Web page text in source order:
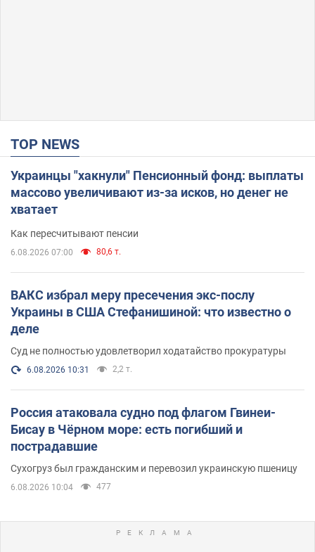
TOP NEWS
Украинцы "хакнули" Пенсионный фонд: выплаты
массово увеличивают из-за исков, но денег не
хватает
Как пересчитывают пенсии
6.08.2026 07:00 80,6 т.
ВАКС избрал меру пресечения экс-послу
Украины в США Стефанишиной: что известно о
деле
Суд не полностью удовлетворил ходатайство прокуратуры
6.08.2026 10:31 2,2 т.
Россия атаковала судно под флагом Гвинеи-
Бисау в Чёрном море: есть погибший и
пострадавшие
Сухогруз был гражданским и перевозил украинскую пшеницу
6.08.2026 10:04 477